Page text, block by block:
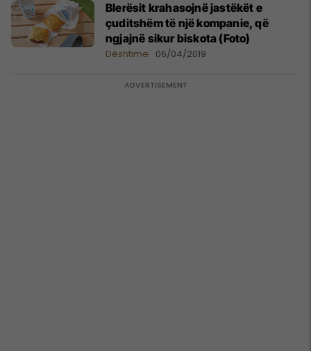
Blerësit krahasojnë jastëkët e
çuditshëm të një kompanie, që
ngjajnë sikur biskota (Foto)
Dështime 06/04/2019